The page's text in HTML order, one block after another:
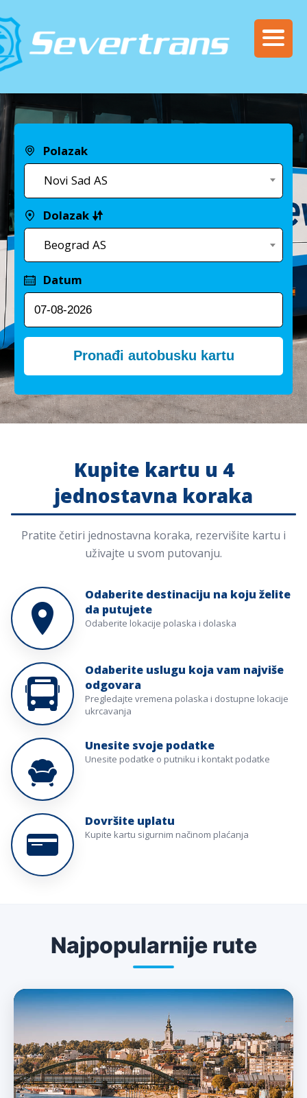
Polazak
Novi Sad AS
Dolazak
Beograd AS
Datum
Pronađi autobusku kartu
Kupite kartu u 4
jednostavna koraka
Pratite četiri jednostavna koraka, rezervišite kartu i
uživajte u svom putovanju.
Odaberite destinaciju na koju želite
da putujete
Odaberite lokacije polaska i dolaska
Odaberite uslugu koja vam najviše
odgovara
Pregledajte vremena polaska i dostupne lokacije
ukrcavanja
Unesite svoje podatke
Unesite podatke o putniku i kontakt podatke
Dovršite uplatu
Kupite kartu sigurnim načinom plaćanja
Najpopularnije rute